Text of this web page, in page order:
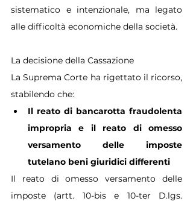
sistematico e intenzionale, ma legato
alle difficoltà economiche della società.
La decisione della Cassazione
La Suprema Corte ha rigettato il ricorso,
stabilendo che:
Il reato di bancarotta fraudolenta
impropria e il reato di omesso
versamento delle imposte
tutelano beni giuridici differenti
Il reato di omesso versamento delle
imposte (artt. 10-bis e 10-ter D.lgs.